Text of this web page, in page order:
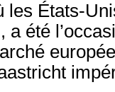
les États-
a été